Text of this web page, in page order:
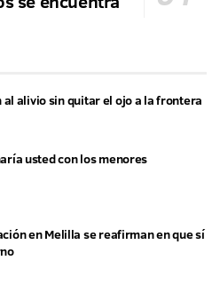
alivio sin quitar el ojo a la frontera
usted con los menores
en Melilla se reafirman en que sí